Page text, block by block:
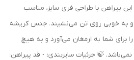
پیراهن با طراحی فری سایز، مناسب
مختلف تا 52 است و به خوبی روی تن می‌نشیند. جنس کریشه
برای شما به ارمغان می‌آورد و به هیچ
🍃 جزئیات سایزبندی: - قد پیراهن: